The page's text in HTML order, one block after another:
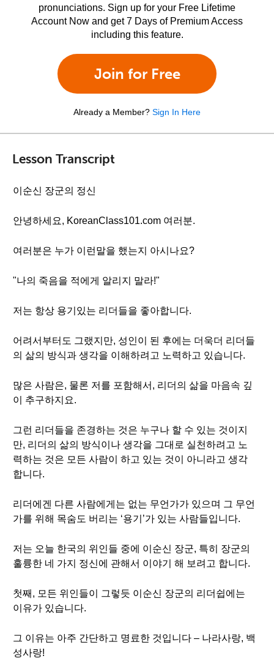
pronunciations. Sign up for your Free Lifetime
Account Now and get 7 Days of Premium Access
including this feature.
Join for Free
Already a Member? Sign In Here
Lesson Transcript
이순신 장군의 정신
안녕하세요, KoreanClass101.com 여러분.
여러분은 누가 이런말을 했는지 아시나요?
"나의 죽음을 적에게 알리지 말라!"
저는 항상 용기있는 리더들을 좋아합니다.
어려서부터도 그랬지만, 성인이 된 후에는 더욱더 리더들
의 삶의 방식과 생각을 이해하려고 노력하고 있습니다.
많은 사람은, 물론 저를 포함해서, 리더의 삶을 마음속 깊
이 추구하지요.
그런 리더들을 존경하는 것은 누구나 할 수 있는 것이지
만, 리더의 삶의 방식이나 생각을 그대로 실천하려고 노
력하는 것은 모든 사람이 하고 있는 것이 아니라고 생각
합니다.
리더에겐 다른 사람에게는 없는 무언가가 있으며 그 무언
가를 위해 목숨도 버리는 ‘용기’가 있는 사람들입니다.
저는 오늘 한국의 위인들 중에 이순신 장군, 특히 장군의
훌륭한 네 가지 정신에 관해서 이야기 해 보려고 합니다.
첫째, 모든 위인들이 그렇듯 이순신 장군의 리더쉽에는
이유가 있습니다.
그 이유는 아주 간단하고 명료한 것입니다 – 나라사랑, 백
성사랑!